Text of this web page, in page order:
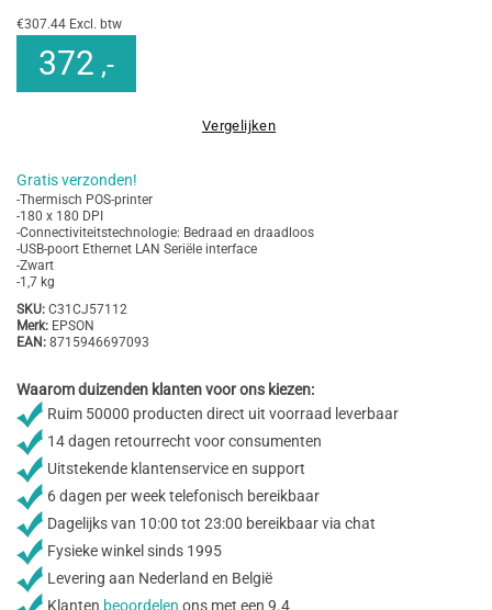
€307.44 Excl. btw
372 ,-
Vergelijken
Gratis verzonden!
-Thermisch POS-printer
-180 x 180 DPI
-Connectiviteitstechnologie: Bedraad en draadloos
-USB-poort Ethernet LAN Seriële interface
-Zwart
-1,7 kg
SKU: C31CJ57112
Merk: EPSON
EAN: 8715946697093
Waarom duizenden klanten voor ons kiezen:
Ruim 50000 producten direct uit voorraad leverbaar
14 dagen retourrecht voor consumenten
Uitstekende klantenservice en support
6 dagen per week telefonisch bereikbaar
Dagelijks van 10:00 tot 23:00 bereikbaar via chat
Fysieke winkel sinds 1995
Levering aan Nederland en België
Klanten beoordelen ons met een 9.4